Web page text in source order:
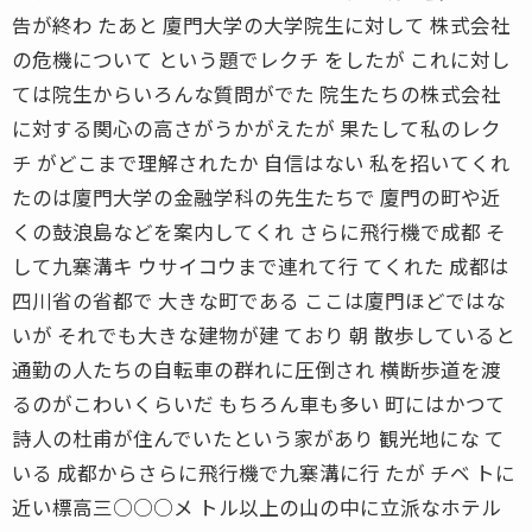
告が終わ たあと 廈門大学の大学院生に対して 株式会社
の危機について という題でレクチ をしたが これに対し
ては院生からいろんな質問がでた 院生たちの株式会社
に対する関心の高さがうかがえたが 果たして私のレク
チ がどこまで理解されたか 自信はない 私を招いてくれ
たのは廈門大学の金融学科の先生たちで 廈門の町や近
くの鼓浪島などを案内してくれ さらに飛行機で成都 そ
して九寨溝キ ウサイコウまで連れて行 てくれた 成都は
四川省の省都で 大きな町である ここは廈門ほどではな
いが それでも大きな建物が建 ており 朝 散歩していると
通勤の人たちの自転車の群れに圧倒され 横断歩道を渡
るのがこわいくらいだ もちろん車も多い 町にはかつて
詩人の杜甫が住んでいたという家があり 観光地にな て
いる 成都からさらに飛行機で九寨溝に行 たが チベ トに
近い標高三○○○メ トル以上の山の中に立派なホテル